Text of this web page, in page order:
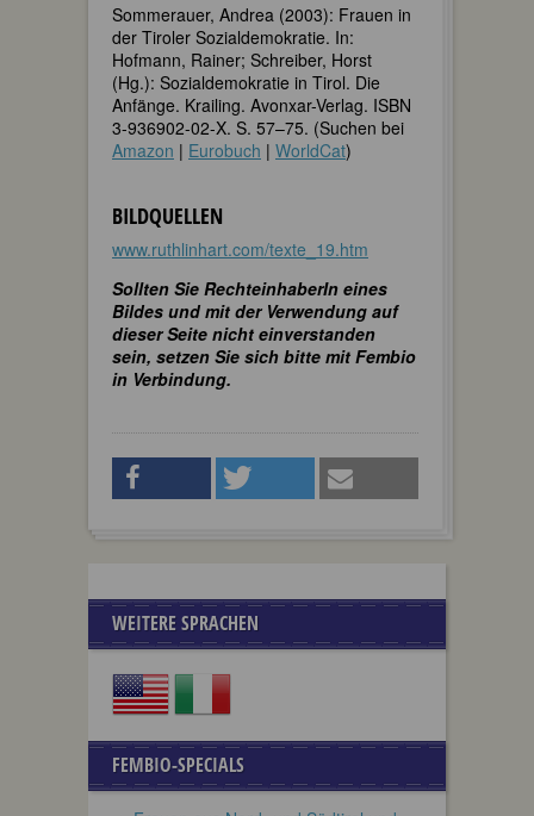
Sommerauer, Andrea (2003): Frauen in
der Tiroler Sozialdemokratie. In:
Hofmann, Rainer; Schreiber, Horst
(Hg.): Sozialdemokratie in Tirol. Die
Anfänge. Krailing. Avonxar-Verlag. ISBN
3-936902-02-X. S. 57–75. (Suchen bei
Amazon | Eurobuch | WorldCat)
BILDQUELLEN
www.ruthlinhart.com/texte_19.htm
Sollten Sie RechteinhaberIn eines
Bildes und mit der Verwendung auf
dieser Seite nicht einverstanden
sein, setzen Sie sich bitte mit Fembio
in Verbindung.
WEITERE SPRACHEN
FEMBIO-SPECIALS